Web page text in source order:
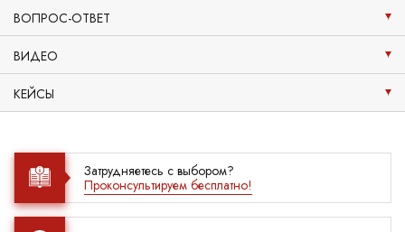
ВОПРОС-ОТВЕТ
ВИДЕО
КЕЙСЫ
Затрудняетесь с выбором?
Проконсультируем бесплатно!